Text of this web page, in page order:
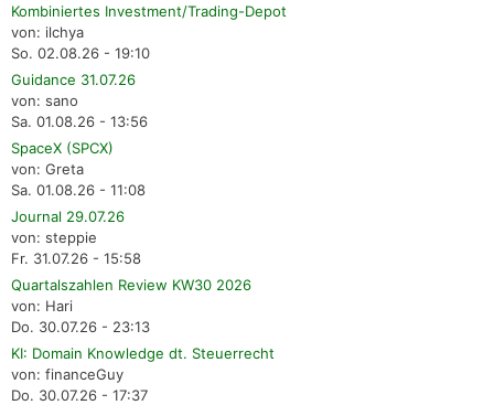
Kombiniertes Investment/Trading-Depot
von: ilchya
So. 02.08.26 - 19:10
Guidance 31.07.26
von: sano
Sa. 01.08.26 - 13:56
SpaceX (SPCX)
von: Greta
Sa. 01.08.26 - 11:08
Journal 29.07.26
von: steppie
Fr. 31.07.26 - 15:58
Quartalszahlen Review KW30 2026
von: Hari
Do. 30.07.26 - 23:13
KI: Domain Knowledge dt. Steuerrecht
von: financeGuy
Do. 30.07.26 - 17:37